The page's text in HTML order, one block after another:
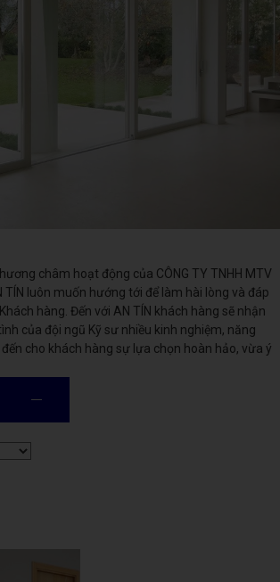
châm hoạt động của CÔNG TY TNHH MTV
TÍN luôn muốn hướng tới để làm hài lòng và đáp
hàng. Đến với AN TÍN khách hàng sẽ nhận
của đội ngũ Kỹ sư nhiều kinh nghiệm, năng
cho khách hàng sự lựa chọn hoàn hảo, vừa ý